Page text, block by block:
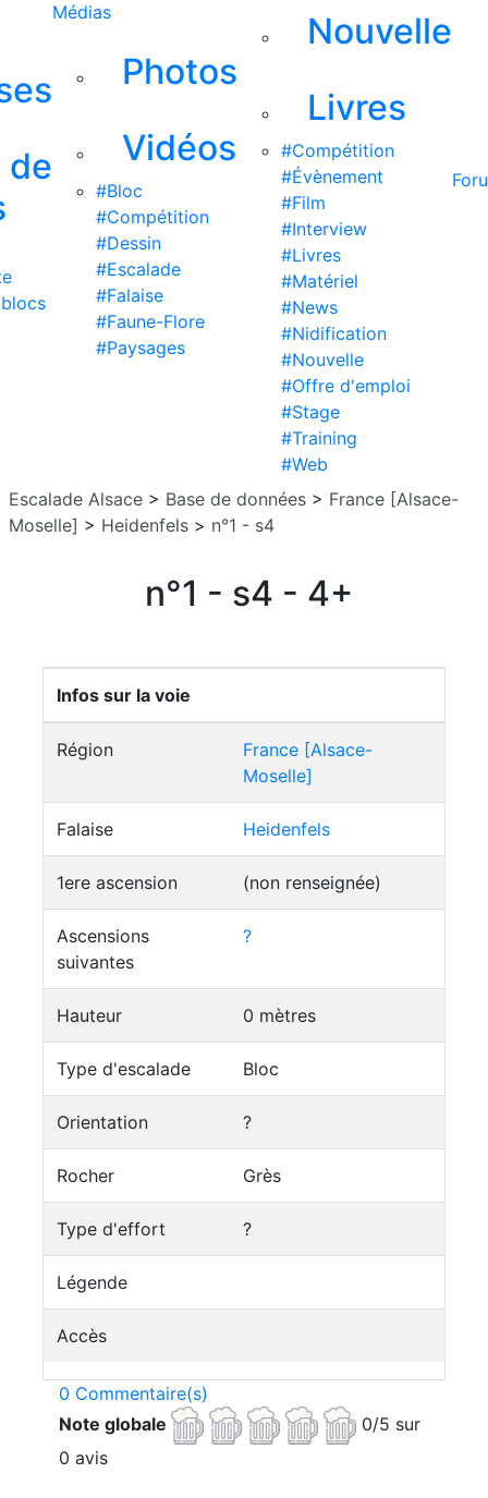
de
Médias
Photos
Vidéos
#Bloc
#Compétition
#Dessin
#Escalade
#Falaise
#Faune-Flore
#Paysages
Nouvelle
Livres
#Compétition
#Évènement
#Film
#Interview
#Livres
#Matériel
#News
#Nidification
#Nouvelle
#Offre d'emploi
#Stage
#Training
#Web
Escalade Alsace > Base de données > France [Alsace-
Moselle] > Heidenfels > n°1 - s4
n°1 - s4 - 4+
Infos sur la voie
Région
France [Alsace-
Moselle]
Falaise Heidenfels
1ere ascension (non renseignée)
Ascensions
suivantes
?
Hauteur 0 mètres
Type d'escalade Bloc
Orientation ?
Rocher Grès
Type d'effort ?
Légende
Accès
0 Commentaire(s)
Note globale
0/5 sur
0 avis